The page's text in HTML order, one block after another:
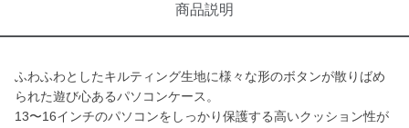
商品説明
ふわふわとしたキルティング生地に様々な形のボタンが散りばめ
られた遊び心あるパソコンケース。
13〜16インチのパソコンをしっかり保護する高いクッション性が